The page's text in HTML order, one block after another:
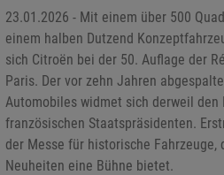
23.01.2026 - Mit einem über 500
einem halben Dutzend
sich Citroën bei der 50. Auflage der
Paris. Der vor zehn Jahren
Automobiles widmet sich derweil den
französischen Staatspräsidenten.
der Messe für historische Fahrzeuge,
Neuheiten eine Bühne bietet.